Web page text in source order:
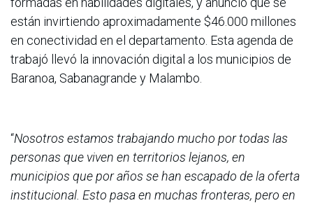
están invirtiendo aproximadamente $46.000 millones
en conectividad en el departamento. Esta agenda de
trabajó llevó la innovación digital a los municipios de
Baranoa, Sabanagrande y Malambo.
“Nosotros estamos trabajando mucho por todas las
personas que viven en territorios lejanos, en
municipios que por años se han escapado de la oferta
institucional. Esto pasa en muchas fronteras, pero en